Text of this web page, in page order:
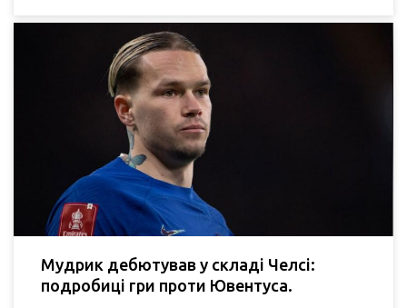
Мудрик дебютував у складі Челсі:
подробиці гри проти Ювентуса.